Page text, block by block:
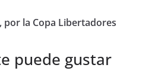
por la Copa Libertadores
puede gustar